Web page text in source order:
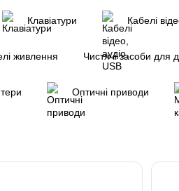
Клавіатури Кабелі
живлення Чистячі засоби для
Оптичні приводи